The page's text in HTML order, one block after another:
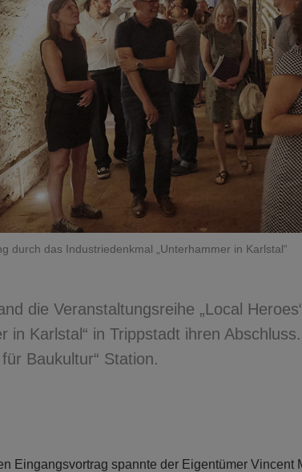
durch das Industriedenkmal „Unterhammer in Karlstal“
die Veranstaltungsreihe „Local
in Karlstal“ in Trippstadt ihren
Baukultur“ Station.
Eingangsvortrag spannte der Eigentümer Vincent